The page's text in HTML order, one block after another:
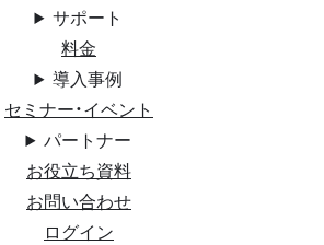
サポート
料金
導入事例
セミナー・イベント
パートナー
お役立ち資料
お問い合わせ
ログイン